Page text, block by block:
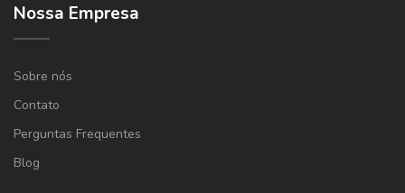
Nossa Empresa
Sobre nós
Contato
Perguntas Frequentes
Blog